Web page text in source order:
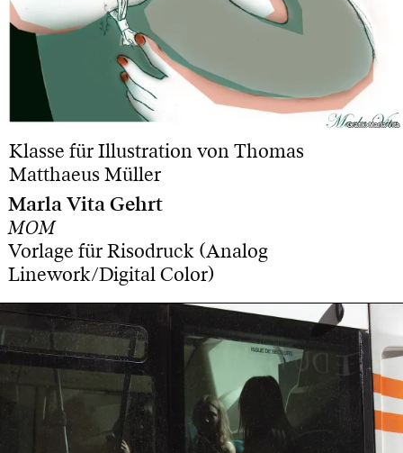
Grafik: Marla Vita
Grafik: Marla Vita
Klasse für Illustration von Thomas
Matthaeus Müller
Marla Vita Gehrt
MOM
Vorlage für Risodruck (Analog
Linework/Digital Color)